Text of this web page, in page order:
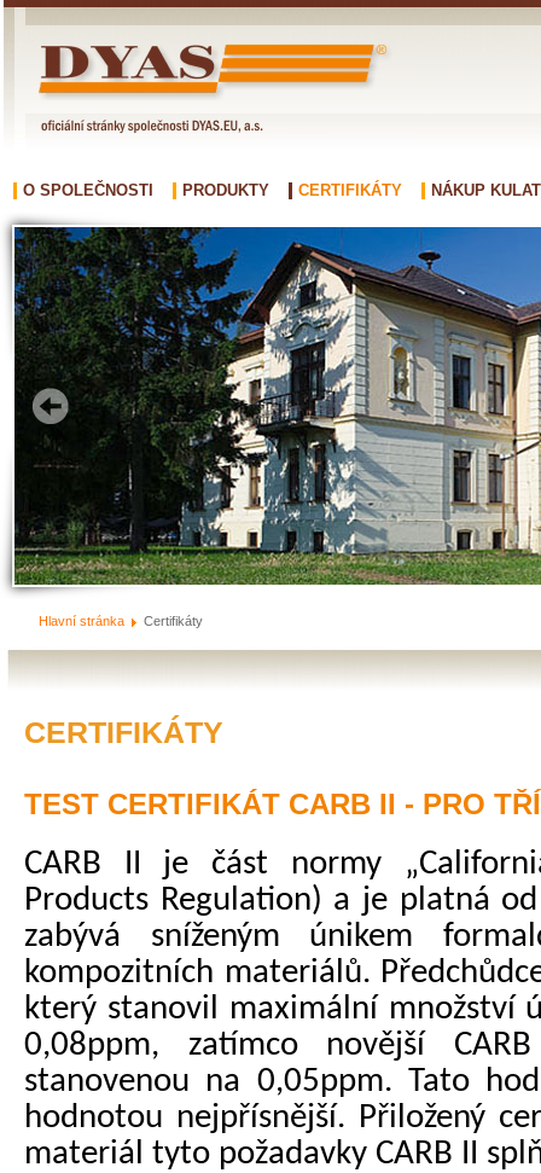
O SPOLEČNOSTI PRODUKTY CERTIFIKÁTY NÁKUP
Hlavní stránka Certifikáty
CERTIFIKÁTY
TEST CERTIFIKÁT CARB II - PRO
CARB II je část normy „
Products Regulation) a je platná
zabývá sníženým únikem
kompozitních materiálů.
který stanovil maximální množství
0,08ppm, zatímco novější
stanovenou na 0,05ppm. Tato
hodnotou nejpřísnější. Přiložený
materiál tyto požadavky CARB II